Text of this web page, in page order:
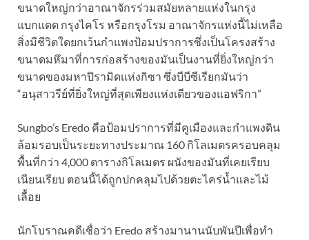
ขนาดใหญ่กว่าอาณาจักรร่วมสมัยหลายแห่งในกรุง
แบกแดด กรุงไคโร หรือกรุงโรม อาณาจักรแห่งนี้ไม่เหลือ
สิ่งมีชีวิตใดยกเว้นกำแพงป้อมปราการซึ่งเป็นโครงสร้าง
ขนาดมหึมาที่การก่อสร้างของมันเป็นงานที่ยิ่งใหญ่กว่า
ขนาดของมหาปิรามิดแห่งกิซา ซึ่งบีบีซีเรียกมันว่า
“อนุสาวรีย์ที่ยิ่งใหญ่ที่สุดเพียงแห่งเดียวของแอฟริกา”
Sungbo’s Eredo คือป้อมปราการที่มีคูเมืองและกำแพงดิน
ล้อมรอบเป็นระยะทางประมาณ 160 กิโลเมตรครอบคลุม
พื้นที่กว่า 4,000 ตารางกิโลเมตร ผนังของมันที่เคยเรียบ
เนียนเรียบ ตอนนี้ได้ถูกปกคลุมไปด้วยตะไคร่น้ำและไม้
เลื้อย
นักโบราณคดีเชื่อว่า Eredo สร้างมานานนับพันปีเพื่อทำ